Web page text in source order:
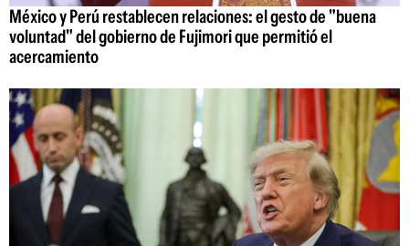
México y Perú restablecen relaciones: el gesto de "buena
voluntad" del gobierno de Fujimori que permitió el
acercamiento